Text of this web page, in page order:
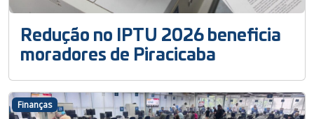
Redução no IPTU 2026 beneficia
moradores de Piracicaba
Finanças